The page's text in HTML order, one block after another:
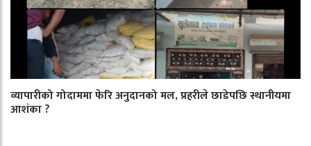
व्यापारीको गोदाममा फेरि अनुदानको मल, प्रहरीले छाडेपछि स्थानीयमा
आशंका ?